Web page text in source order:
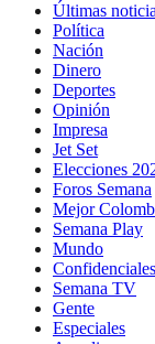
Últimas
Política
Nación
Dinero
Deportes
Opinión
Impresa
Jet Set
Elecciones
Foros Semana
Mejor
Semana Play
Mundo
Confidenciales
Semana TV
Gente
Especiales